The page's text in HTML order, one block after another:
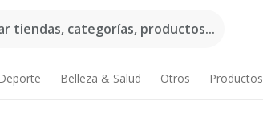
tiendas, categorías, productos...
Belleza & Salud Otros Productos